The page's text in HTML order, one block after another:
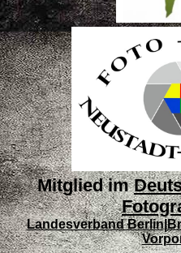
Mitglied im
Landesverband